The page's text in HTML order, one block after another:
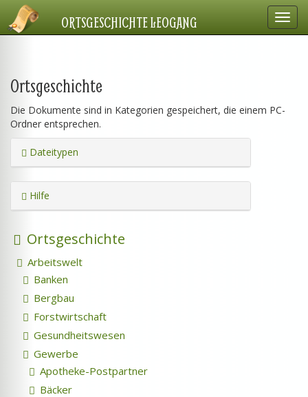
ORTSGESCHICHTE LEOGANG
Ortsgeschichte
Die Dokumente sind in Kategorien gespeichert, die einem PC-
Ordner entsprechen.
Dateitypen
Hilfe
Ortsgeschichte
Arbeitswelt
Banken
Bergbau
Forstwirtschaft
Gesundheitswesen
Gewerbe
Apotheke-Postpartner
Bäcker